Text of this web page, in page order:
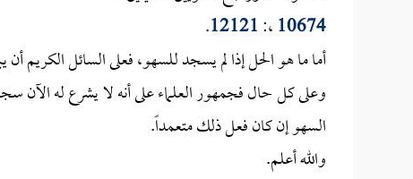
10674،:12121
.
أما ما هو الحل إذا لم يسجد للسهو، فعلى السائل الكريم
وعلى كل حال فجمهور العلماء على أنه لا يشرع له الآن
السهو إن كان فعل ذلك متعمداً.
والله أعلم.